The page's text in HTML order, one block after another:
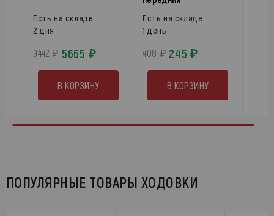
Есть на складе
2 дня
9442 ₽ 5665 ₽
В КОРЗИНУ
Есть на складе
1 день
408 ₽ 245 ₽
В КОРЗИНУ
ПОПУЛЯРНЫЕ ТОВАРЫ ХОДОВКИ